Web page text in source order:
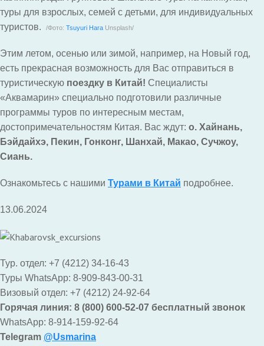
туры для взрослых, семей с детьми, для индивидуальных
туристов.
/Фото: Tsuyuri Hara Unsplash/
Этим летом, осенью или зимой, например, на Новый год,
есть прекрасная возможность для Вас отправиться в
туристическую поездку в Китай! Специалисты
«Аквамарин» специально подготовили различные
программы туров по интересным местам,
достопримечательностям Китая. Вас ждут: о. Хайнань,
Бэйдайхэ, Пекин, Гонконг, Шанхай, Макао, Сучжоу,
Сиань.
Ознакомьтесь с нашими Турами в Китай подробнее.
13.06.2024
Тур. отдел: +7 (4212) 34-16-43
Туры WhatsApp: 8-909-843-00-31
Визовый отдел: +7 (4212) 24-92-64
Горячая линия: 8 (800) 600-52-07 бесплатный звонок
WhatsApp: 8-914-159-92-64
Telegram @Usmarina